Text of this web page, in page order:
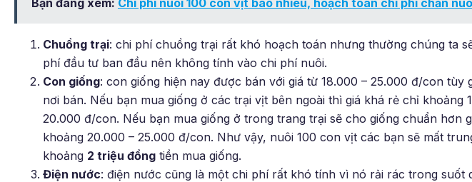
Bạn đang xem: Chi phí nuôi 100 con vịt bao nhiêu, hoạch toán chi phí chăn
Chuồng trại: chi phí chuồng trại rất khó hoạch toán nhưng thường chúng ta
phí đầu tư ban đầu nên không tính vào chi phí nuôi.
Con giống: con giống hiện nay được bán với giá từ 18.000 – 25.000 đ/con tùy
nơi bán. Nếu bạn mua giống ở các trại vịt bên ngoài thì giá khá rẻ chỉ khoảng
20.000 đ/con. Nếu bạn mua giống ở trong trang trại sẽ cho giống chuẩn hơn
khoảng 20.000 – 25.000 đ/con. Như vậy, nuôi 100 con vịt các bạn sẽ mất
khoảng 2 triệu đồng tiền mua giống.
Điện nước: điện nước cũng là một chi phí rất khó tính vì nó rải rác trong suốt